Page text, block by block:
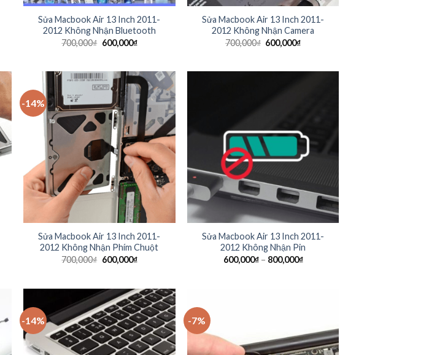
Sửa Macbook Air 13 Inch 2011-
2012 Không Nhận Bluetooth
700,000₫ 600,000₫
Sửa Macbook Air 13 Inch 2011-
2012 Không Nhận Camera
700,000₫ 600,000₫
-14%
Sửa Macbook Air 13 Inch 2011-
2012 Không Nhận Phím Chuột
700,000₫ 600,000₫
Sửa Macbook Air 13 Inch 2011-
2012 Không Nhận Pin
600,000₫– 800,000₫
-14% -7%